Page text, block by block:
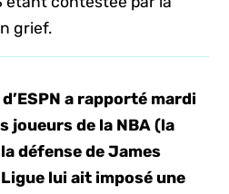
grief.
a rapporté mardi
joueurs de la NBA (la
défense de James
lui ait imposé une